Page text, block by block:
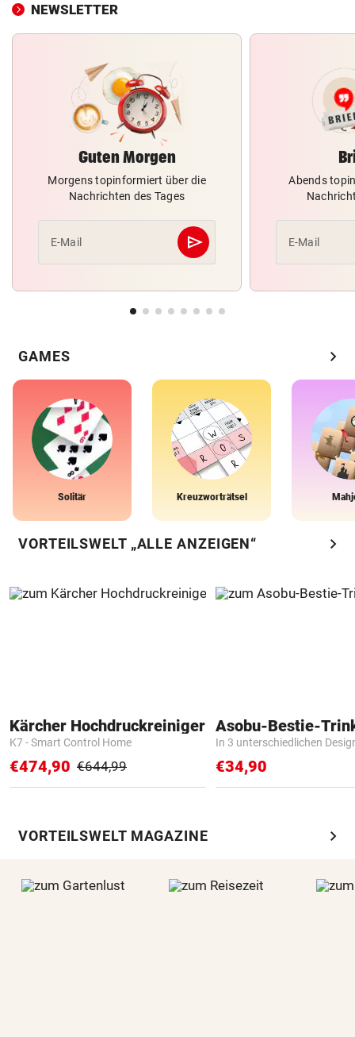
NEWSLETTER
Guten Morgen
Morgens topinformiert über die
Nachrichten des Tages
E-Mail send
Abschicken
Abends
E-Mail
GAMES chevron_right
Solitär Kreuzworträtsel
VORTEILSWELT „ALLE ANZEIGEN“ chevron_right
Kärcher Hochdruckreiniger
K7 - Smart Control Home
€474,90 €644,99
Asobu-Bestie-
In 3 unterschiedlichen
€34,90
VORTEILSWELT MAGAZINE chevron_right